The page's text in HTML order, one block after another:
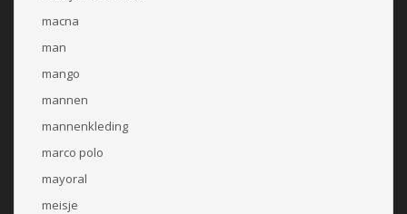
macna
man
mango
mannen
mannenkleding
marco polo
mayoral
meisje